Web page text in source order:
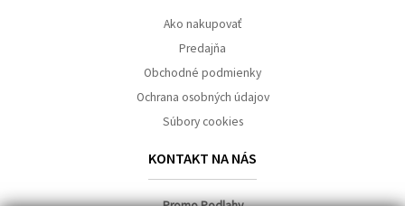
Ako nakupovať
Predajňa
Obchodné podmienky
Ochrana osobných údajov
Súbory cookies
KONTAKT NA NÁS